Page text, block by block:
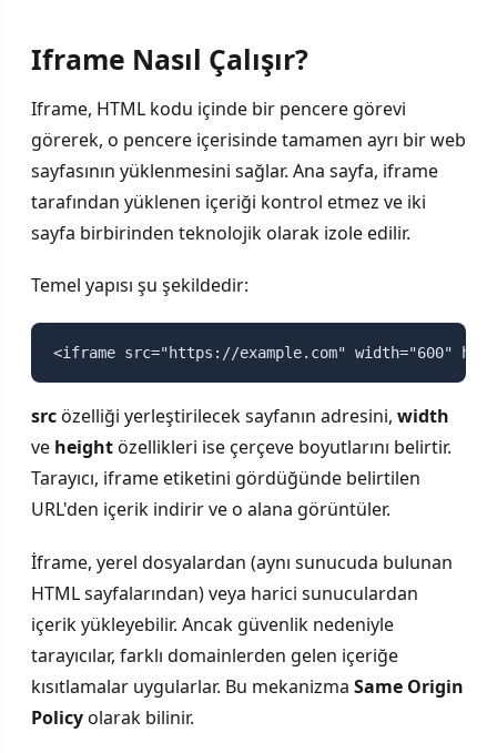
Iframe Nasıl Çalışır?
Iframe, HTML kodu içinde bir pencere görevi
görerek, o pencere içerisinde tamamen ayrı bir web
sayfasının yüklenmesini sağlar. Ana sayfa, iframe
tarafından yüklenen içeriği kontrol etmez ve iki
sayfa birbirinden teknolojik olarak izole edilir.
Temel yapısı şu şekildedir:
<iframe src="https://example.com" width="600"
srcözelliği yerleştirilecek sayfanın adresini, width
ve heightözellikleri ise çerçeve boyutlarını belirtir.
Tarayıcı, iframe etiketini gördüğünde belirtilen
URL'den içerik indirir ve o alana görüntüler.
İframe, yerel dosyalardan (aynı sunucuda bulunan
HTML sayfalarından) veya harici sunuculardan
içerik yükleyebilir. Ancak güvenlik nedeniyle
tarayıcılar, farklı domainlerden gelen içeriğe
kısıtlamalar uygularlar. Bu mekanizma Same Origin
Policyolarak bilinir.